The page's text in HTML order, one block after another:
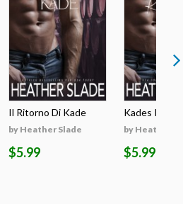
Il Ritorno Di Kade
by Heather Slade
$5.99
Kades
by Heather
$5.99